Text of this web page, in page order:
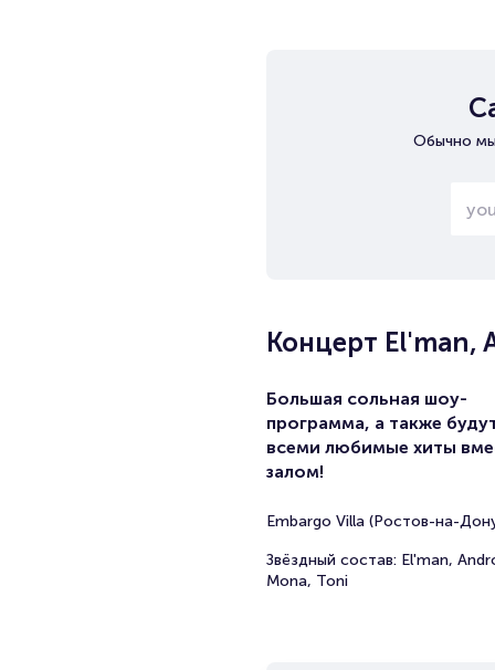
Обычно
Концерт El'man,
Большая сольная шоу-
программа, а также
всеми любимые хиты
залом!
Embargo Villa (Ростов-на-
Звёздный состав: El'man,
Mona, Toni